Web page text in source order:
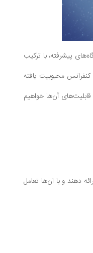
پیشرفته، با ترکیب
محبوبیت یافته
آن‌ها خواهیم
دهند و با ان‌ها تعامل